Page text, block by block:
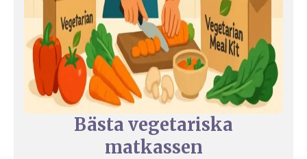
Bästa vegetariska
matkassen